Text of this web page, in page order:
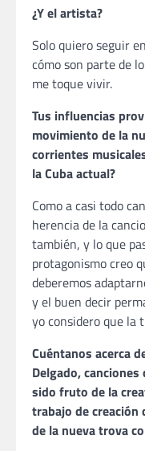
¿Y el artista?
Solo quiero seguir
cómo son parte de
me toque vivir.
Tus influencias
movimiento de la
corrientes
la Cuba actual?
Como a casi todo
herencia de la
también, y lo que
protagonismo creo
deberemos
y el buen decir
yo considero que la
Cuéntanos acerca
Delgado, canciones
sido fruto de la
trabajo de creación
de la nueva trova